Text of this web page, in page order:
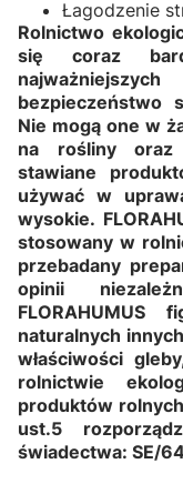
Łagodzenie
Rolnictwo
się coraz
bezpieczeństwo
Nie mogą one w
na rośliny oraz
stawiane
używać w
wysokie.
stosowany w
przebadany
opinii
naturalnych
właściwości
rolnictwie
produktów
ust.5
świadectwa: SE/